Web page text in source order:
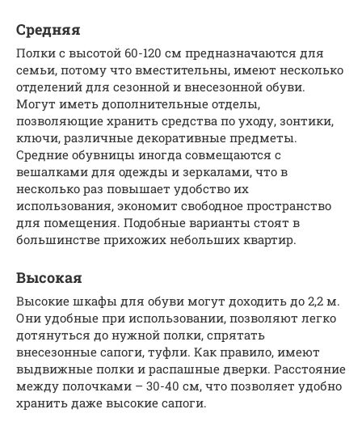
Средняя
Полки с высотой 60-120 см предназначаются для
семьи, потому что вместительны, имеют несколько
отделений для сезонной и внесезонной обуви.
Могут иметь дополнительные отделы,
позволяющие хранить средства по уходу, зонтики,
ключи, различные декоративные предметы.
Средние обувницы иногда совмещаются с
вешалками для одежды и зеркалами, что в
несколько раз повышает удобство их
использования, экономит свободное пространство
для помещения. Подобные варианты стоят в
большинстве прихожих небольших квартир.
Высокая
Высокие шкафы для обуви могут доходить до 2,2 м.
Они удобные при использовании, позволяют легко
дотянуться до нужной полки, спрятать
внесезонные сапоги, туфли. Как правило, имеют
выдвижные полки и распашные дверки. Расстояние
между полочками – 30-40 см, что позволяет удобно
хранить даже высокие сапоги.